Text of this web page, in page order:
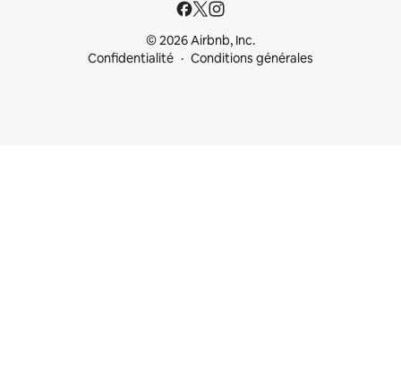
© 2026 Airbnb, Inc.
Confidentialité
Conditions générales